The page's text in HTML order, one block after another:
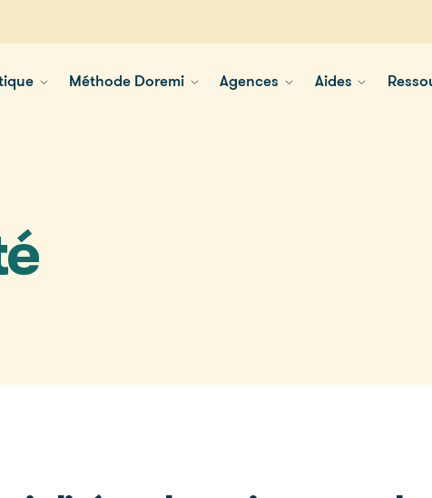
Méthode Doremi Agences Aides